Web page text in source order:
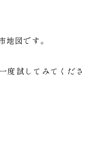
図です。
度試してみてくださ